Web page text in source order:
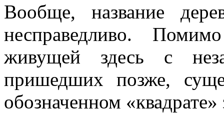
Вообще, название
несправедливо.
живущей здесь с
пришедших позже,
обозначенном